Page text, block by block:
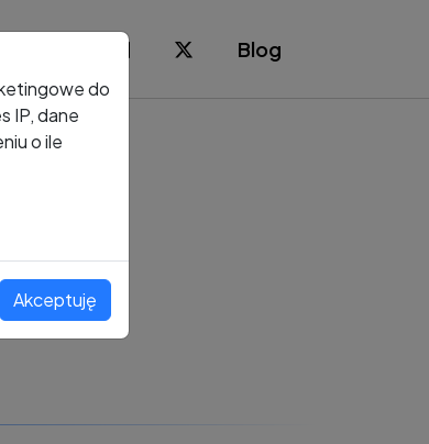
Blog
do
IP, dane
o ile
Akceptuję